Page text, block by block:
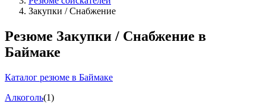
Закупки / Снабжение
Резюме Закупки / Снабжение в
Баймаке
Каталог резюме в Баймаке
Алкоголь(1)